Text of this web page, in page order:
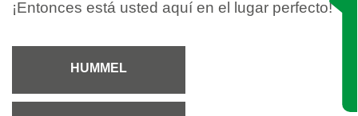
¡Entonces está usted aquí en el lugar perfecto!
HUMMEL